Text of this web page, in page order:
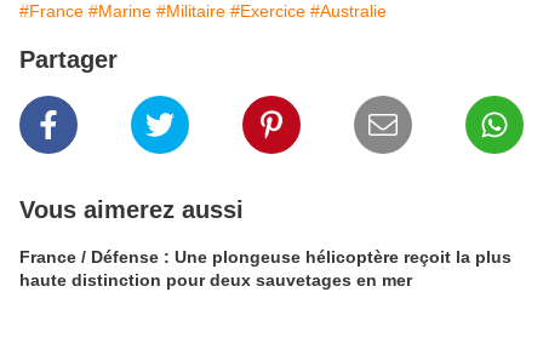
#France #Marine #Militaire #Exercice #Australie
Partager
Vous aimerez aussi
France / Défense : Une plongeuse hélicoptère reçoit la plus
haute distinction pour deux sauvetages en mer